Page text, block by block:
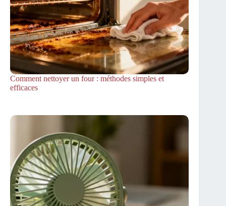
Comment nettoyer un four : méthodes simples et
efficaces